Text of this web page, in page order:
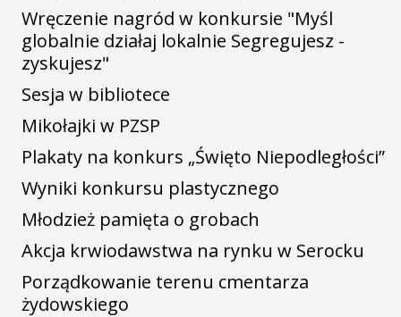
Wręczenie nagród w konkursie "Myśl
globalnie działaj lokalnie Segregujesz -
zyskujesz"
Sesja w bibliotece
Mikołajki w PZSP
Plakaty na konkurs „Święto Niepodległości”
Wyniki konkursu plastycznego
Młodzież pamięta o grobach
Akcja krwiodawstwa na rynku w Serocku
Porządkowanie terenu cmentarza
żydowskiego